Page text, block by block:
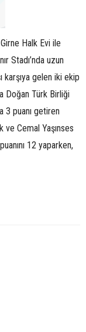
Halk Evi ile
Stadı’nda uzun
karşıya gelen iki ekip
Doğan Türk Birliği
3 puanı getiren
ve Cemal Yaşınses
12 yaparken,